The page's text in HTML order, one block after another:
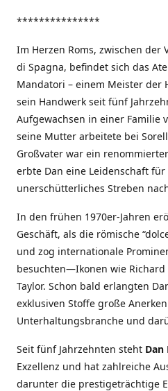
***************
Im Herzen Roms, zwischen der
di Spagna, befindet sich das
Mandatori – einem Meister der
sein Handwerk seit fünf
Aufgewachsen in einer Familie
seine Mutter arbeitete bei
Großvater war ein
erbte Dan eine Leidenschaft
unerschütterliches Streben
In den frühen 1970er-Jahren
Geschäft, als die römische
und zog internationale
besuchten—Ikonen wie
Taylor. Schon bald erlangten
exklusiven Stoffe große
Unterhaltungsbranche und
Seit fünf Jahrzehnten steht Dan
Exzellenz und hat zahlreiche
darunter die prestigeträchtige